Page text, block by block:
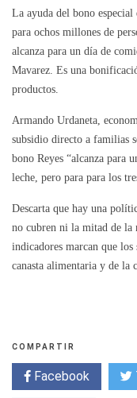
La ayuda del bono
para ochos millones de
alcanza para un día de
Mavarez. Es una
productos.
Armando Urdaneta,
subsidio directo a familias
bono Reyes “alcanza
leche, pero para para los
Descarta que hay una
no cubren ni la mitad de la
indicadores marcan que
canasta alimentaria y de la
COMPARTIR
Facebook